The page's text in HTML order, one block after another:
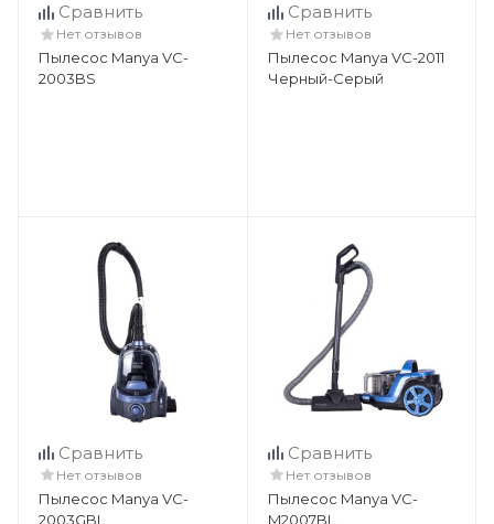
Сравнить
Нет отзывов
Пылесос Manya VC-
2003BS
Сравнить
Нет отзывов
Пылесос Manya VC-2011
Черный-Серый
Сравнить
Нет отзывов
Пылесос Manya VC-
2003GBL
Сравнить
Нет отзывов
Пылесос Manya VC-
M2007BL